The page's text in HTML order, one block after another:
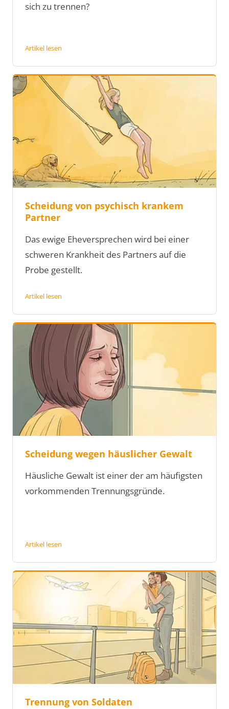
sich zu trennen?
Artikel lesen
Scheidung von psychisch krankem
Partner
Das ewige Eheversprechen wird bei einer
schweren Krankheit des Partners auf die
Probe gestellt.
Artikel lesen
Scheidung wegen häuslicher Gewalt
Häusliche Gewalt ist einer der am häufigsten
vorkommenden Trennungsgründe.
Artikel lesen
Trennung von Soldaten